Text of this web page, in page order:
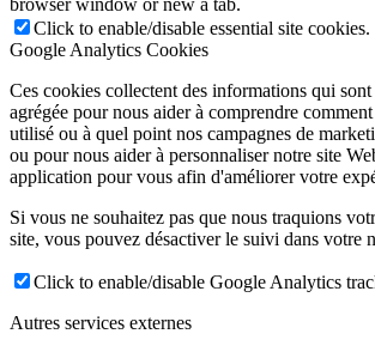
browser window or new a tab.
Click to enable/disable essential site cookies.
Google Analytics Cookies
Ces cookies collectent des informations qui
agrégée pour nous aider à comprendre
utilisé ou à quel point nos campagnes de
ou pour nous aider à personnaliser notre site
application pour vous afin d'améliorer votre
Si vous ne souhaitez pas que nous traquions
site, vous pouvez désactiver le suivi dans votre
Click to enable/disable Google Analytics
Autres services externes